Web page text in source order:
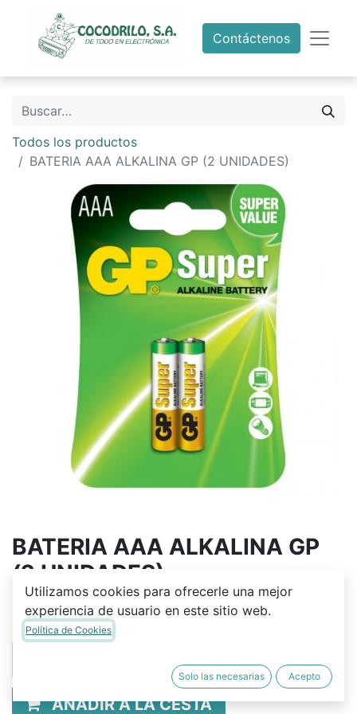
Contáctenos
Todos los productos
BATERIA AAA ALKALINA GP (2 UNIDADES)
BATERIA AAA ALKALINA GP
(2 UNIDADES)
Q12.00
AÑADIR A LA CESTA
Utilizamos cookies para ofrecerle una mejor
experiencia de usuario en este sitio web.
Política de Cookies
Solo las necesarias Acepto